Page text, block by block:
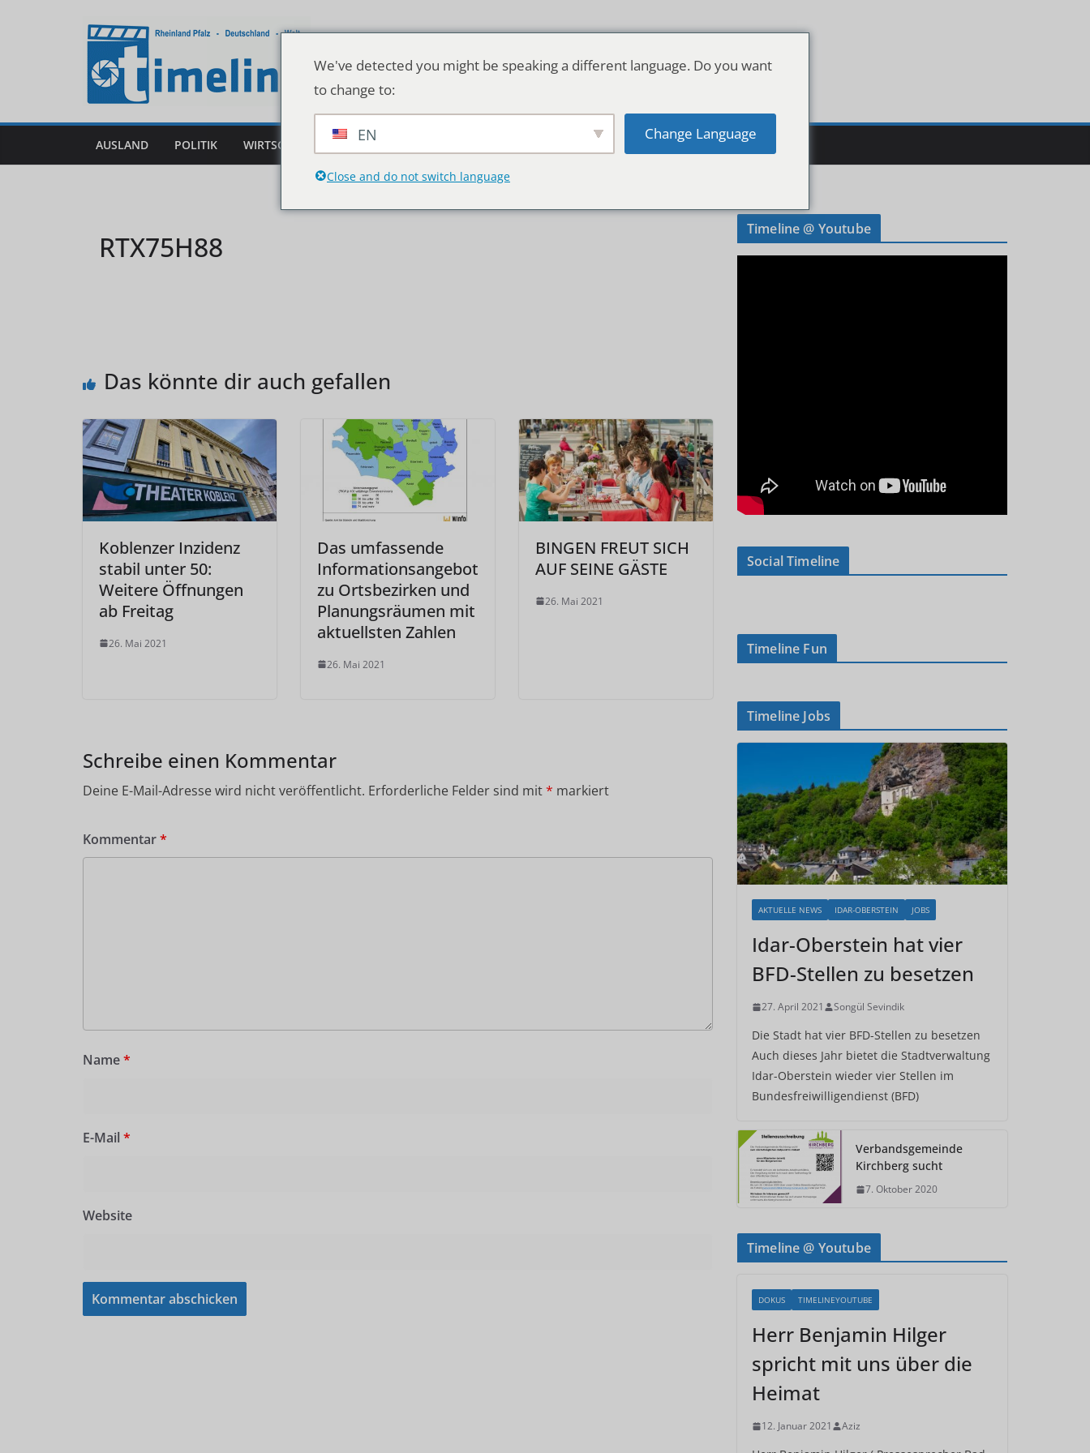
AUSLAND POLITIK WIRTSCHAFT DEUTSCHLAND & WELT
RTX75H88
Das könnte dir auch gefallen
Koblenzer Inzidenz
stabil unter 50:
Weitere Öffnungen
ab Freitag
26. Mai 2021
Das umfassende
Informationsangebot
zu Ortsbezirken und
Planungsräumen mit
aktuellsten Zahlen
26. Mai 2021
BINGEN FREUT SICH
AUF SEINE GÄSTE
26. Mai 2021
Schreibe einen Kommentar
Deine E-Mail-Adresse wird nicht veröffentlicht. Erforderliche Felder sind mit* markiert
Kommentar*
Name*
E-Mail *
Website
Timeline @ Youtube
Social Timeline
Timeline Fun
Timeline Jobs
AKTUELLE NEWS IDAR-OBERSTEIN JOBS
Idar-Oberstein hat vier
BFD-Stellen zu besetzen
27. April 2021 Songül Sevindik
Die Stadt hat vier BFD-Stellen zu besetzen
Auch dieses Jahr bietet die Stadtverwaltung
Idar-Oberstein wieder vier Stellen im
Bundesfreiwilligendienst (BFD)
Verbandsgemeinde
Kirchberg sucht
7. Oktober 2020
Timeline @ Youtube
DOKUS TIMELINEYOUTUBE
Herr Benjamin Hilger
spricht mit uns über die
Heimat
12. Januar 2021 Aziz
We've detected you might be speaking a different language. Do you want
to change to:
EN Change Language
Close and do not switch language